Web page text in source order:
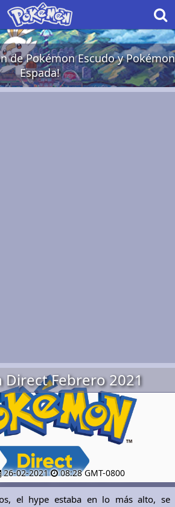
de Pokémon Escudo y Pokémon
Espada!
Direct Febrero 2021
26-02-2021 08:28 GMT-0800
el hype estaba en lo más alto, se